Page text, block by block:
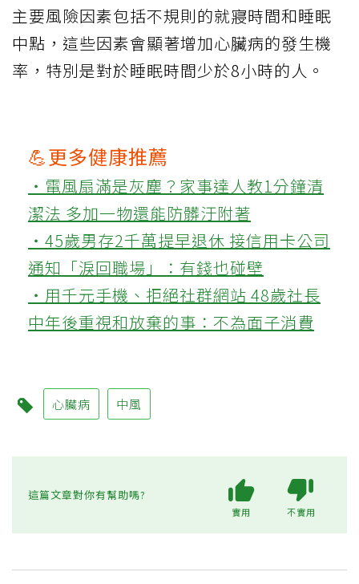
主要風險因素包括不規則的就寢時間和睡眠
中點，這些因素會顯著增加心臟病的發生機
率，特別是對於睡眠時間少於8小時的人。
💪更多健康推薦
‧電風扇滿是灰塵？家事達人教1分鐘清
潔法 多加一物還能防髒汙附著
‧45歲男存2千萬提早退休 接信用卡公司
通知「淚回職場」：有錢也碰壁
‧用千元手機、拒絕社群網站 48歲社長
中年後重視和放棄的事：不為面子消費
心臟病 中風
這篇文章對你有幫助嗎?
實用 不實用